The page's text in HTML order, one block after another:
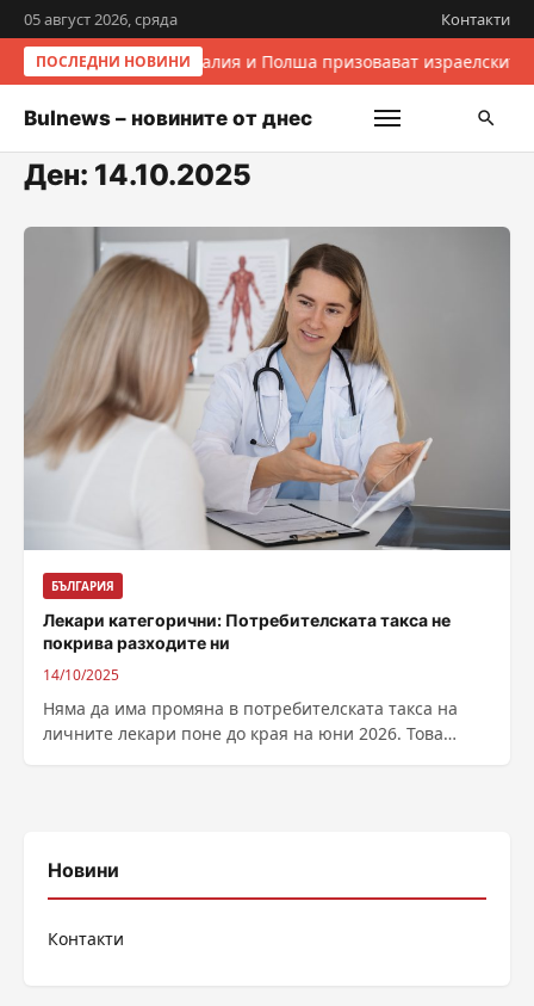
05 август 2026, сряда Контакти
ПОСЛЕДНИ НОВИНИИталия и Полша призовават
Bulnews – новините от днес
Ден: 14.10.2025
БЪЛГАРИЯ
Лекари категорични: Потребителската такса не
покрива разходите ни
14/10/2025
Няма да има промяна в потребителската такса на
личните лекари поне до края на юни 2026. Това
Новини
Контакти